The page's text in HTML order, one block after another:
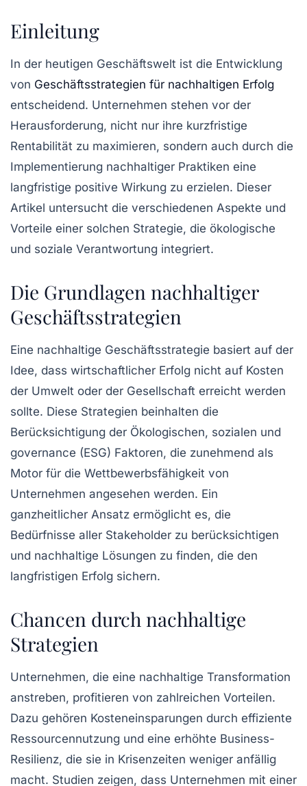
Einleitung
In der heutigen Geschäftswelt ist die Entwicklung
von Geschäftsstrategien für nachhaltigen Erfolg
entscheidend. Unternehmen stehen vor der
Herausforderung, nicht nur ihre kurzfristige
Rentabilität zu maximieren, sondern auch durch die
Implementierung nachhaltiger Praktiken eine
langfristige positive Wirkung zu erzielen. Dieser
Artikel untersucht die verschiedenen Aspekte und
Vorteile einer solchen Strategie, die ökologische
und soziale Verantwortung integriert.
Die Grundlagen nachhaltiger
Geschäftsstrategien
Eine nachhaltige Geschäftsstrategie basiert auf der
Idee, dass wirtschaftlicher Erfolg nicht auf Kosten
der Umwelt oder der Gesellschaft erreicht werden
sollte. Diese Strategien beinhalten die
Berücksichtigung der Ökologischen, sozialen und
governance (ESG) Faktoren, die zunehmend als
Motor für die Wettbewerbsfähigkeit von
Unternehmen angesehen werden. Ein
ganzheitlicher Ansatz ermöglicht es, die
Bedürfnisse aller Stakeholder zu berücksichtigen
und nachhaltige Lösungen zu finden, die den
langfristigen Erfolg sichern.
Chancen durch nachhaltige
Strategien
Unternehmen, die eine nachhaltige Transformation
anstreben, profitieren von zahlreichen Vorteilen.
Dazu gehören Kosteneinsparungen durch effiziente
Ressourcennutzung und eine erhöhte Business-
Resilienz, die sie in Krisenzeiten weniger anfällig
macht. Studien zeigen, dass Unternehmen mit einer